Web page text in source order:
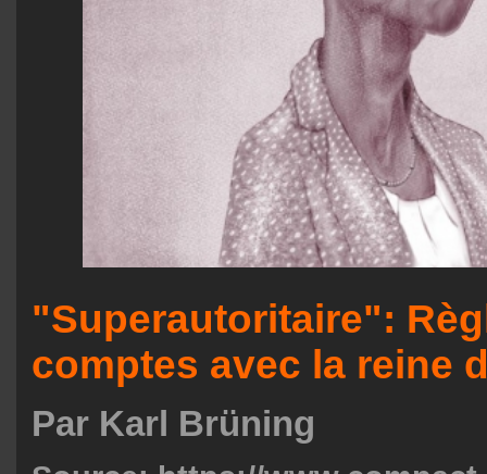
"Superautoritaire":
comptes avec la reine
Par Karl Brüning